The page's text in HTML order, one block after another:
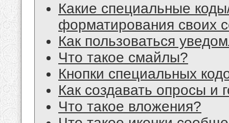
Какие специальные
форматирования своих
Как пользоваться
Что такое смайлы?
Кнопки специальных
Как создавать опросы и
Что такое вложения?